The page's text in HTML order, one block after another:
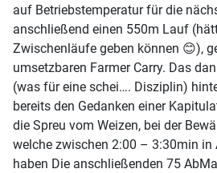
auf Betriebstemperatur für die
anschließend einen 550m Lauf
Zwischenläufe geben können 😊),
umsetzbaren Farmer Carry. Das
(was für eine schei…. Disziplin)
bereits den Gedanken einer
die Spreu vom Weizen, bei der
welche zwischen 2:00 – 3:30min in
haben Die anschließenden 75